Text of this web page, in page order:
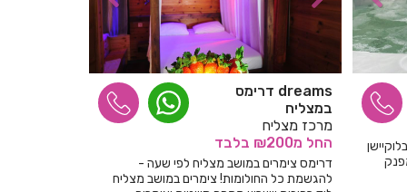
חדרים לפי שעה בבית דגן
חדרים לפי שעה בבית הלל
חדרים לפי שעה בבית חרות
חדרים לפי שעה בבית יהושע
חדרים לפי שעה בבית ינאי
dreams דרימס
במצליח
מרכז מצליח
החל מ₪200 בלבד
דרימס צימרים במושב מצליח לפי שעה -
להגשמת כל החולומות! צימרים במושב מצליח